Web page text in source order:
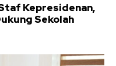
Kepresidenan,
Sekolah